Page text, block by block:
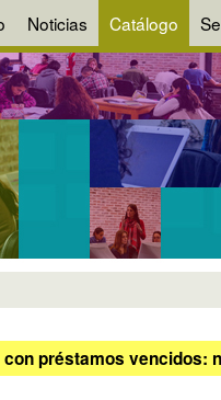
Noticias Catálogo
préstamos vencidos: